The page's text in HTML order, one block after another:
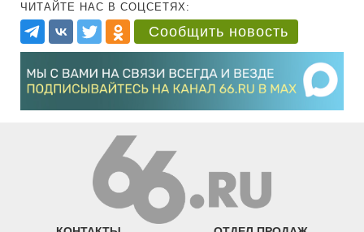
ЧИТАЙТЕ НАС В СОЦСЕТЯХ:
Сообщить новость